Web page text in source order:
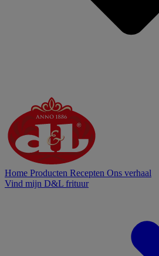
Home Producten Recepten Ons verhaal
Vind mijn D&L frituur